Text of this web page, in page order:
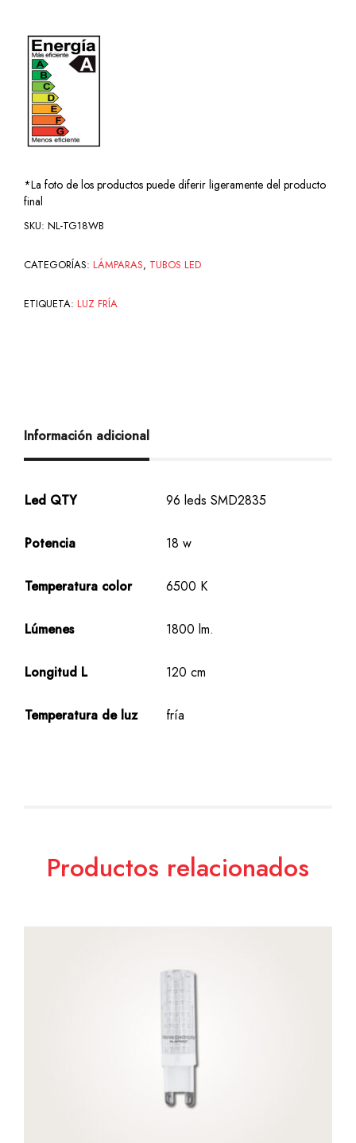
*La foto de los productos puede diferir ligeramente del producto
final
SKU: NL-TG18WB
CATEGORÍAS: LÁMPARAS, TUBOS LED
ETIQUETA: LUZ FRÍA
Información adicional
Led QTY 96 leds SMD2835
Potencia 18 w
Temperatura color 6500 K
Lúmenes 1800 lm.
Longitud L 120 cm
Temperatura de luz fría
Productos relacionados